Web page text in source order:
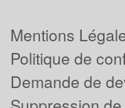
Mentions
Politique de
Demande de